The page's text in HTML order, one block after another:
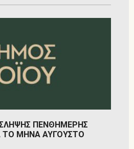
ΠΕΝΘΗΜΕΡΗΣ
ΤΟ ΜΗΝΑ ΑΥΓΟΥΣΤΟ